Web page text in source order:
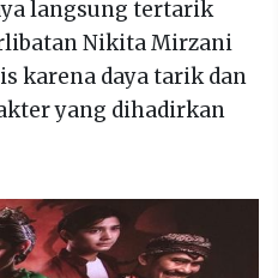
langsung tertarik
Nikita Mirzani
karena daya tarik dan
yang dihadirkan